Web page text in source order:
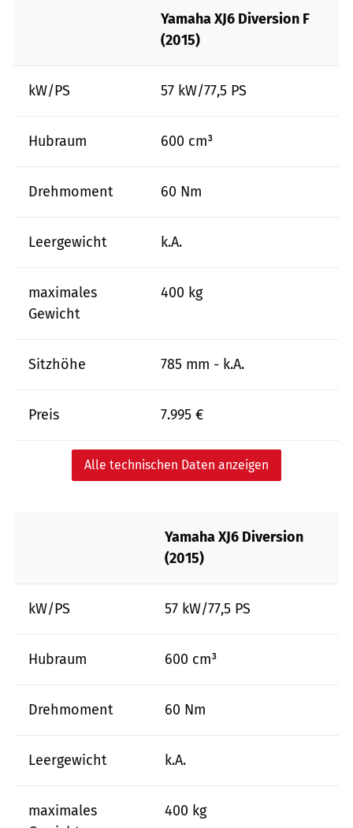
Yamaha XJ6 Diversion F
(2015)
kW/PS 57 kW/77,5 PS
Hubraum 600 cm³
Drehmoment 60 Nm
Leergewicht k.A.
maximales
Gewicht
400 kg
Sitzhöhe 785 mm - k.A.
Preis 7.995 €
Alle technischen Daten anzeigen
Yamaha XJ6 Diversion
(2015)
kW/PS 57 kW/77,5 PS
Hubraum 600 cm³
Drehmoment 60 Nm
Leergewicht k.A.
maximales
400 kg